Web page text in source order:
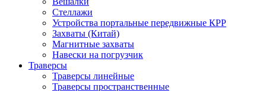
Стеллажи
Устройства портальные передвижные КРР
Захваты (Китай)
Магнитные захваты
Навески на погрузчик
Траверсы
Траверсы линейные
Траверсы пространственные